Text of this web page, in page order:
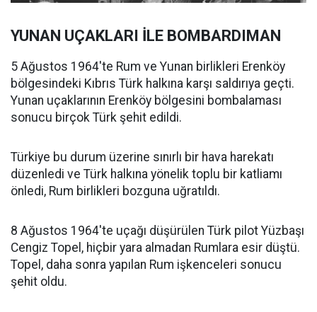
YUNAN UÇAKLARI İLE BOMBARDIMAN
5 Ağustos 1964'te Rum ve Yunan birlikleri Erenköy
bölgesindeki Kıbrıs Türk halkına karşı saldırıya geçti.
Yunan uçaklarının Erenköy bölgesini bombalaması
sonucu birçok Türk şehit edildi.
Türkiye bu durum üzerine sınırlı bir hava harekatı
düzenledi ve Türk halkına yönelik toplu bir katliamı
önledi, Rum birlikleri bozguna uğratıldı.
8 Ağustos 1964'te uçağı düşürülen Türk pilot Yüzbaşı
Cengiz Topel, hiçbir yara almadan Rumlara esir düştü.
Topel, daha sonra yapılan Rum işkenceleri sonucu
şehit oldu.